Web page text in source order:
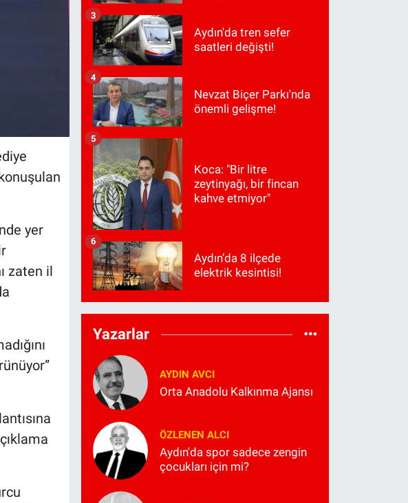
yer
zaten il
Aydın'da tren sefer
saatleri değişti!
3
Nevzat Biçer Parkı'nda
önemli gelişme!
4
Koca: "Bir litre
zeytinyağı, bir fincan
kahve etmiyor"
5
Aydın’da 8 ilçede
elektrik kesintisi!
6
Yazarlar
AYDIN AVCI
Orta Anadolu Kalkınma Ajansı
ÖZLENEN ALCI
Aydın'da spor sadece zengin
çocukları için mi?